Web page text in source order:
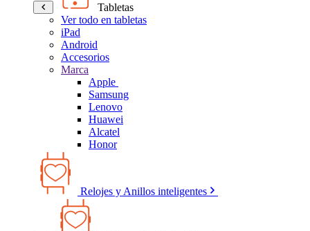
Tabletas
Ver todo en tabletas
iPad
Android
Accesorios
Marca
Apple
Samsung
Lenovo
Huawei
Alcatel
Honor
Relojes y Anillos inteligentes